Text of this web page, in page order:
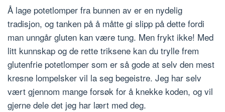
Å lage potetlomper fra bunnen av er en nydelig
tradisjon, og tanken på å måtte gi slipp på dette fordi
man unngår gluten kan være tung. Men frykt ikke! Med
litt kunnskap og de rette triksene kan du trylle frem
glutenfrie potetlomper som er så gode at selv den mest
kresne lompelsker vil la seg begeistre. Jeg har selv
vært gjennom mange forsøk for å knekke koden, og vil
gjerne dele det jeg har lært med deg.